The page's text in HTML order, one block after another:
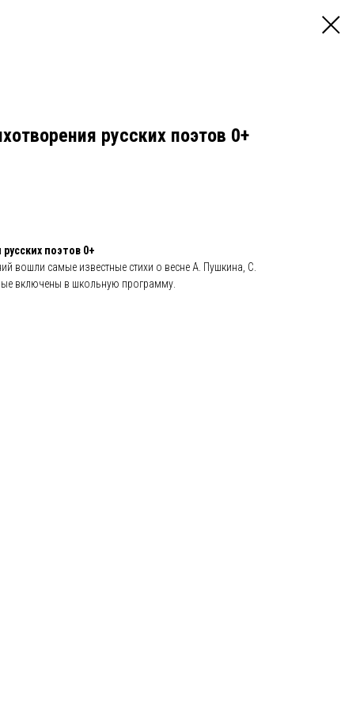
русских поэтов 0+
поэтов 0+
вошли самые известные стихи о весне А. Пушкина, С.
включены в школьную программу.